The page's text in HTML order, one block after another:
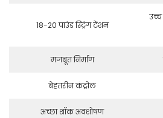
18-20 पाउंड स्ट्रिंग टेंशन
मजबूत निर्माण
बेहतरीन कंट्रोल
अच्छा शॉक अवशोषण